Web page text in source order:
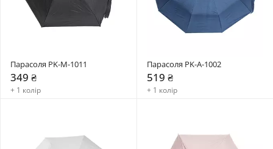
Парасоля PK-M-1011
349 ₴
+ 1 колір
Парасоля PK-A-1002
519 ₴
+ 1 колір